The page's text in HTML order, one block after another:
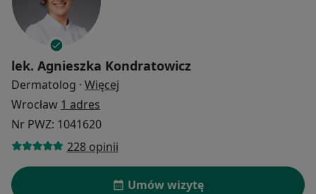
lek. Agnieszka Kondratowicz
Dermatolog · Więcej
Wrocław 1 adres
Nr PWZ: 1041620
228 opinii
Umów wizytę